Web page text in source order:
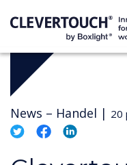
News – Handel | 20